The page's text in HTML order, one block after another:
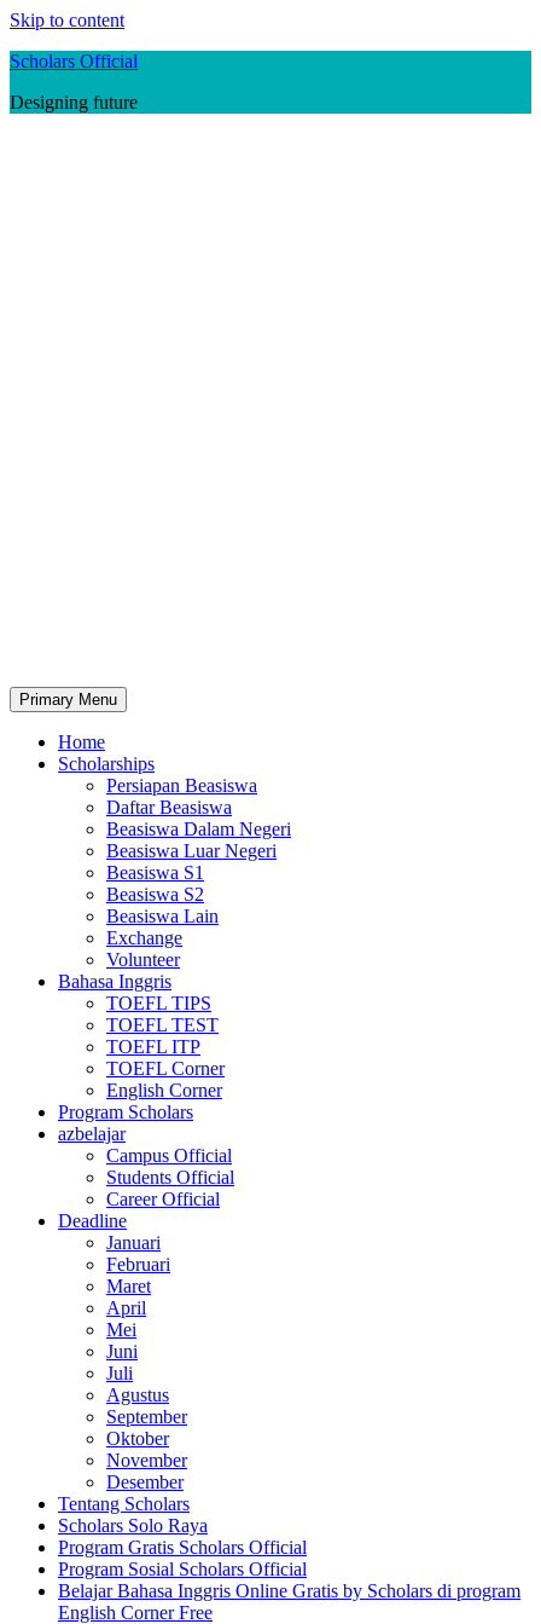
Skip to content
Scholars Official
Designing future
Primary Menu
Home
Scholarships
Persiapan Beasiswa
Daftar Beasiswa
Beasiswa Dalam Negeri
Beasiswa Luar Negeri
Beasiswa S1
Beasiswa S2
Beasiswa Lain
Exchange
Volunteer
Bahasa Inggris
TOEFL TIPS
TOEFL TEST
TOEFL ITP
TOEFL Corner
English Corner
Program Scholars
azbelajar
Campus Official
Students Official
Career Official
Deadline
Januari
Februari
Maret
April
Mei
Juni
Juli
Agustus
September
Oktober
November
Desember
Tentang Scholars
Scholars Solo Raya
Program Gratis Scholars Official
Program Sosial Scholars Official
Belajar Bahasa Inggris Online Gratis by Scholars di program
English Corner Free